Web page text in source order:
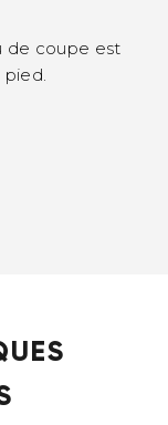
de coupe est